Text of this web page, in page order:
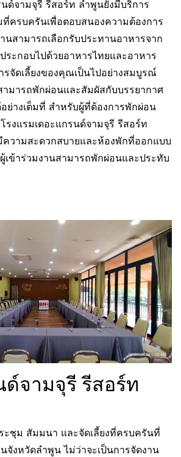
ด์จามจุรี รีสอร์ท ลำพูนยังมีบริการ
ที่ครบครันเพื่อตอบสนองความต้องการ
นสามารถเลือกรับประทานอาหารจาก
ระกอบไปด้วยอาหารไทยและอาหาร
รจัดเลี้ยงของคุณเป็นไปอย่างสมบูรณ์
มารถพักผ่อนและสัมผัสกับบรรยากาศ
ย่างเต็มที่ สำหรับผู้ที่ต้องการพักผ่อน
รงแรมเดอะแกรนด์จามจุรี รีสอร์ท
วามสะดวกสบายและห้องพักที่ออกแบบ
เข้าร่วมงานสามารถพักผ่อนและประทับ
ด์จามจุรี รีสอร์ท
ะชุม สัมมนา และจัดเลี้ยงที่ครบครันที่
จังหวัดลำพูน ไม่ว่าจะเป็นการจัดงาน